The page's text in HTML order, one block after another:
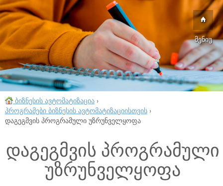
მენიუ
ბიზნესის ავტომატიზაცია ›
პროგრამები ბიზნესის ავტომატიზაციისთვის ›
დაგეგმვის პროგრამული უზრუნველყოფა
დაგეგმვის პროგრამული
უზრუნველყოფა